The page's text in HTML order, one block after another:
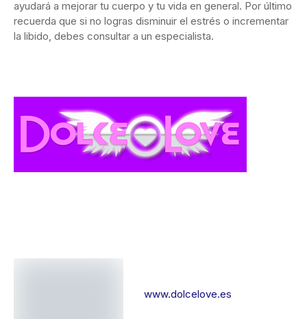
ayudará a mejorar tu cuerpo y tu vida en general. Por último
recuerda que si no logras disminuir el estrés o incrementar
la libido, debes consultar a un especialista.
www.dolcelove.es